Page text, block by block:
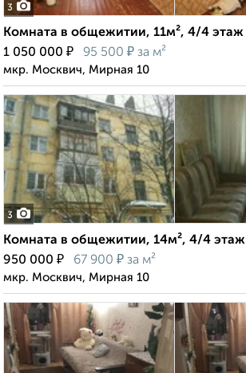
3
Комната в общежитии, 11м², 4/4 этаж
1 050 000 ₽ 95 500 ₽ за м²
мкр. Москвич, Мирная 10
3
Комната в общежитии, 14м², 4/4 этаж
950 000 ₽ 67 900 ₽ за м²
мкр. Москвич, Мирная 10